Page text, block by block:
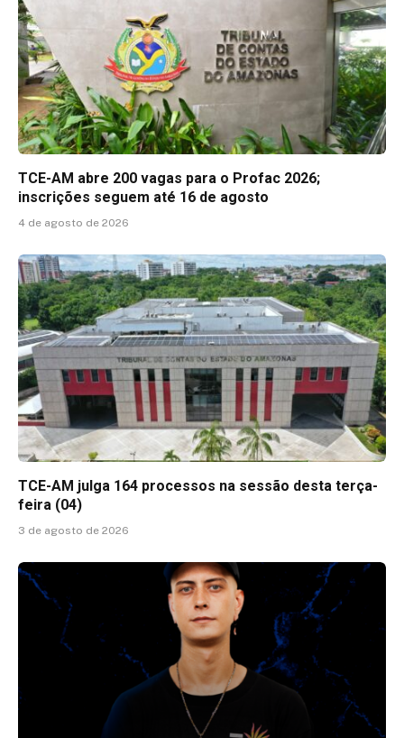
TCE-AM abre 200 vagas para o Profac 2026;
inscrições seguem até 16 de agosto
4 de agosto de 2026
TCE-AM julga 164 processos na sessão desta terça-
feira (04)
3 de agosto de 2026